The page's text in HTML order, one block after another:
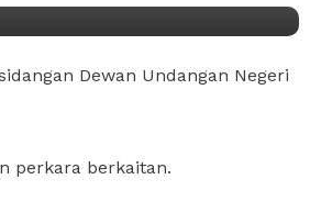
Dewan Undangan Negeri
perkara berkaitan.